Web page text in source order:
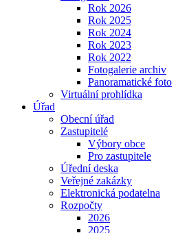
Rok 2026
Rok 2025
Rok 2024
Rok 2023
Rok 2022
Fotogalerie archiv
Panoramatické foto
Virtuální prohlídka
Úřad
Obecní úřad
Zastupitelé
Výbory obce
Pro zastupitele
Úřední deska
Veřejné zakázky
Elektronická podatelna
Rozpočty
2026
2025